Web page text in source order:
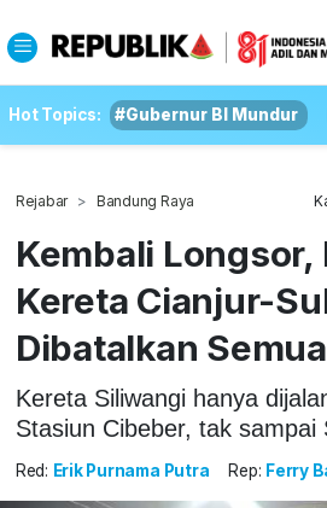
Hot Topics: #Gubernur BI Mundur
Rejabar Bandung Raya
Kembali Longsor,
Kereta Cianjur-
Dibatalkan Semua
Kereta Siliwangi hanya
Stasiun Cibeber, tak sampai
Red: Erik Purnama Putra Rep: Ferry